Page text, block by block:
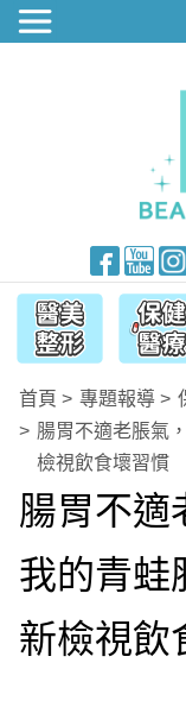
醫美整形
首頁 專題報導
腸胃不適老脹氣
檢視飲食壞習慣
腸胃不適
我的青蛙
新檢視飲